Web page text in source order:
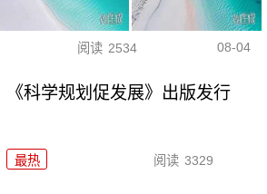
阅读 2534 08-04
《科学规划促发展》出版发行
最热 阅读 3329